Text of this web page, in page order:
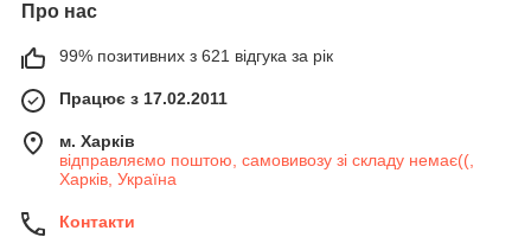
Про нас
99% позитивних з 621 відгука за рік
Працює з 17.02.2011
м. Харків
відправляємо поштою, самовивозу зі складу немає((,
Харків, Україна
Контакти